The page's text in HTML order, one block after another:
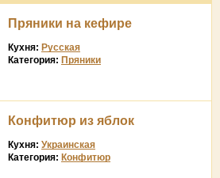
Пряники на кефире
Кухня: Русская
Категория: Пряники
Конфитюр из яблок
Кухня: Украинская
Категория: Конфитюр